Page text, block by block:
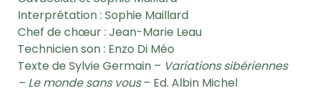
Interprétation : Sophie Maillard
Chef de chœur : Jean-Marie Leau
Technicien son : Enzo Di Méo
Texte de Sylvie Germain – Variations sibériennes
– Le monde sans vous– Ed. Albin Michel